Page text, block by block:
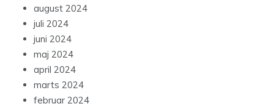
august 2024
juli 2024
juni 2024
maj 2024
april 2024
marts 2024
februar 2024